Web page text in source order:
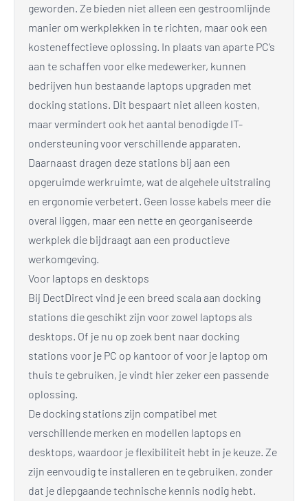
geworden. Ze bieden niet alleen een gestroomlijnde
manier om werkplekken in te richten, maar ook een
kosteneffectieve oplossing. In plaats van aparte PC’s
aan te schaffen voor elke medewerker, kunnen
bedrijven hun bestaande laptops upgraden met
docking stations. Dit bespaart niet alleen kosten,
maar vermindert ook het aantal benodigde IT-
ondersteuning voor verschillende apparaten.
Daarnaast dragen deze stations bij aan een
opgeruimde werkruimte, wat de algehele uitstraling
en ergonomie verbetert. Geen losse kabels meer die
overal liggen, maar een nette en georganiseerde
werkplek die bijdraagt aan een productieve
werkomgeving.
Voor laptops en desktops
Bij DectDirect vind je een breed scala aan docking
stations die geschikt zijn voor zowel laptops als
desktops. Of je nu op zoek bent naar docking
stations voor je PC op kantoor of voor je laptop om
thuis te gebruiken, je vindt hier zeker een passende
oplossing.
De docking stations zijn compatibel met
verschillende merken en modellen laptops en
desktops, waardoor je flexibiliteit hebt in je keuze. Ze
zijn eenvoudig te installeren en te gebruiken, zonder
dat je diepgaande technische kennis nodig hebt.